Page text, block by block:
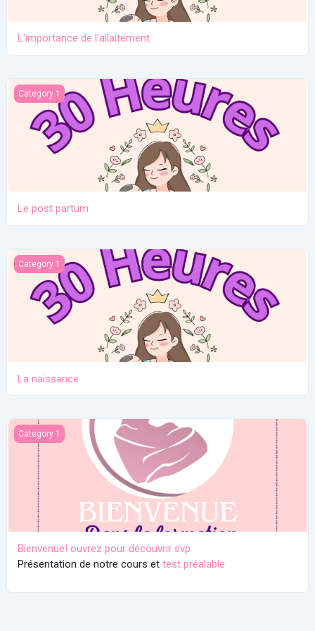
L'importance de l'allaitement
Le post partum
Category 1
Le post partum
La naissance
Category 1
La naissance
Bienvenue! ouvrez pour découvrir svp
Category 1
Bienvenue! ouvrez pour découvrir svp
Présentation de notre cours et test préalable